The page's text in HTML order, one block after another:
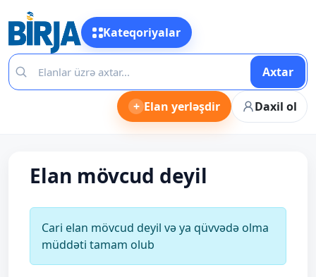
Kateqoriyalar
Axtar
+ Elan yerləşdir Daxil ol
Elan mövcud deyil
Cari elan mövcud deyil və ya qüvvədə olma
müddəti tamam olub